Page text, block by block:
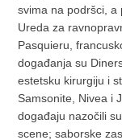
svima na podršci, a
Ureda za
Pasquieru,
događanja su
estetsku kirurgiju i
Samsonite, Nivea i
događaju nazočili
scene; saborske